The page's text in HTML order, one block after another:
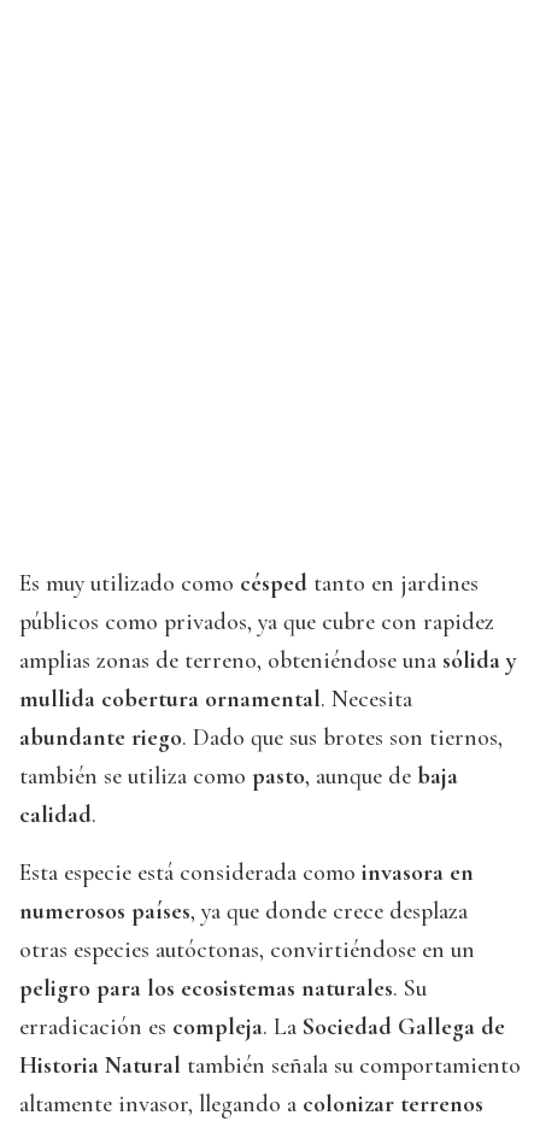
Es muy utilizado como césped tanto en jardines
públicos como privados, ya que cubre con rapidez
amplias zonas de terreno, obteniéndose una sólida y
mullida cobertura ornamental. Necesita
abundante riego. Dado que sus brotes son tiernos,
también se utiliza como pasto, aunque de baja
calidad.
Esta especie está considerada como invasora en
numerosos países, ya que donde crece desplaza
otras especies autóctonas, convirtiéndose en un
peligro para los ecosistemas naturales. Su
erradicación es compleja. La Sociedad Gallega de
Historia Natural también señala su comportamiento
altamente invasor, llegando a colonizar terrenos